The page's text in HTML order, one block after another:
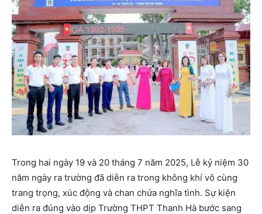
Trong hai ngày 19 và 20 tháng 7 năm 2025, Lễ kỷ niệm 30
năm ngày ra trường đã diễn ra trong không khí vô cùng
trang trọng, xúc động và chan chứa nghĩa tình. Sự kiện
diễn ra đúng vào dịp Trường THPT Thanh Hà bước sang